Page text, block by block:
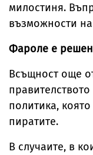
милостиня.
възможности
Фароле е решен
Всъщност още
политика,
пиратите.
В случаите, в